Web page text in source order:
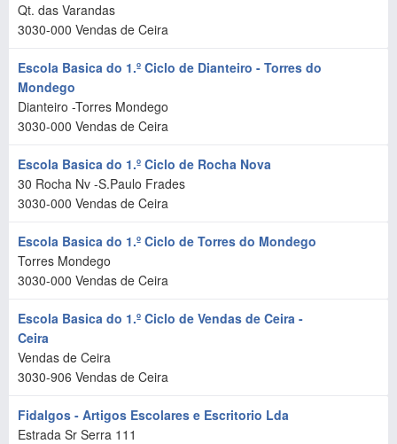
Qt. das Varandas
3030-000 Vendas de Ceira
Escola Basica do 1.º Ciclo de Dianteiro - Torres do
Mondego
Dianteiro -Torres Mondego
3030-000 Vendas de Ceira
Escola Basica do 1.º Ciclo de Rocha Nova
30 Rocha Nv -S.Paulo Frades
3030-000 Vendas de Ceira
Escola Basica do 1.º Ciclo de Torres do Mondego
Torres Mondego
3030-000 Vendas de Ceira
Escola Basica do 1.º Ciclo de Vendas de Ceira -
Ceira
Vendas de Ceira
3030-906 Vendas de Ceira
Fidalgos - Artigos Escolares e Escritorio Lda
Estrada Sr Serra 111